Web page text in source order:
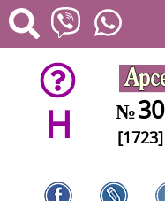
H №30
[1723]